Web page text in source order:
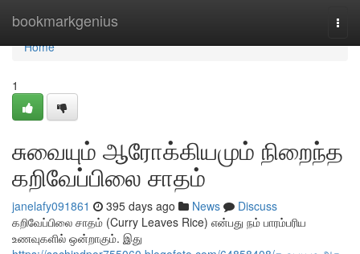
bookmarkgenius
Home
Home
1
சுவையும் ஆரோக்கியமும் நிறைந்த
கறிவேப்பிலை சாதம்
janelafy091861 395 days ago News
Discuss
கறிவேப்பிலை சாதம் (Curry Leaves Rice) என்பது நம் பாரம்பரிய
உணவுகளில் ஒன்றாகும். இது